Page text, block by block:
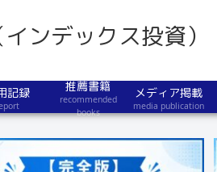
ンデックス投資）
記録 推薦書籍
recommended
books
メディア掲載
media publication